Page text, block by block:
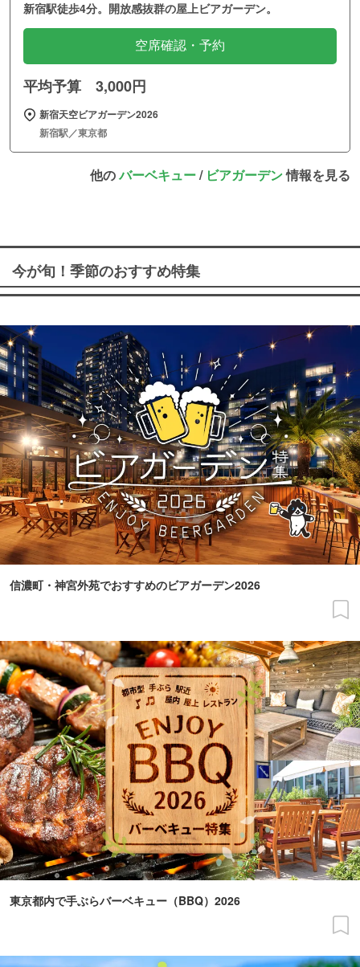
新宿駅徒歩4分。開放感抜群の屋上ビアガーデン。
空席確認・予約
平均予算 3,000円
新宿天空ビアガーデン2026
新宿駅／東京都
他のバーベキュー/ ビアガーデン情報を見る
今が旬！季節のおすすめ特集
信濃町・神宮外苑でおすすめのビアガーデン2026
東京都内で手ぶらバーベキュー（BBQ）2026